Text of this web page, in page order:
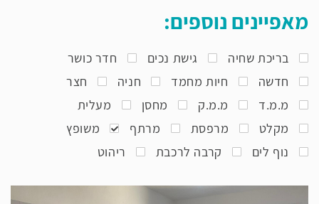
מאפיינים נוספים:
בריכת שחיה גישת נכים
חדר כושר
חדשה
חיות מחמד חניה
חצר
מ.מ.ד
מ.מ.ק מחסן
מעלית
מקלט
מרפסת מרתף
משופץ
נוף לים
קרבה לרכבת ריהוט